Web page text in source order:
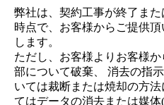
弊社は、契約工事が終了ま
時点で、お客様からご提供
します。
ただし、お客様よりお客様
部について破棄、 消去の指
いては裁断または焼却の方
てはデータの消去または媒